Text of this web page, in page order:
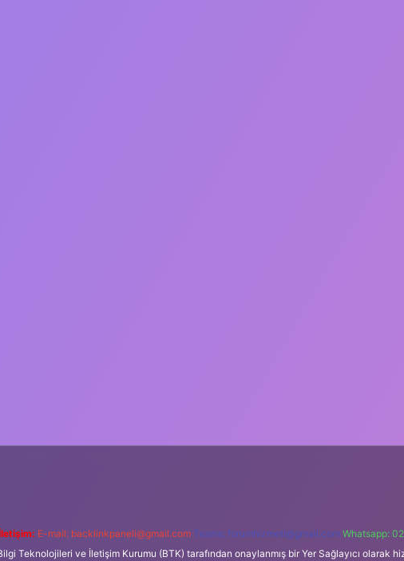
E-mail: backlinkpaneli@gmail.com Teams: forumhizmeti@gmail.com Whatsapp:
Teknolojileri ve İletişim Kurumu (BTK) tarafından onaylanmış bir Yer Sağlayıcı